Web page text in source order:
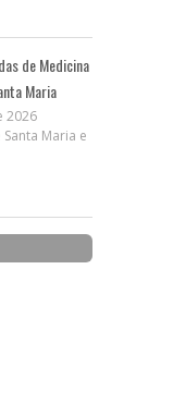
de Medicina
Maria
2026
Maria e